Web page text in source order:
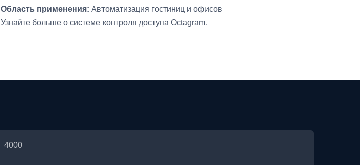
Область применения: Автоматизация гостиниц и офисов
Узнайте больше о системе контроля доступа Octagram.
4000